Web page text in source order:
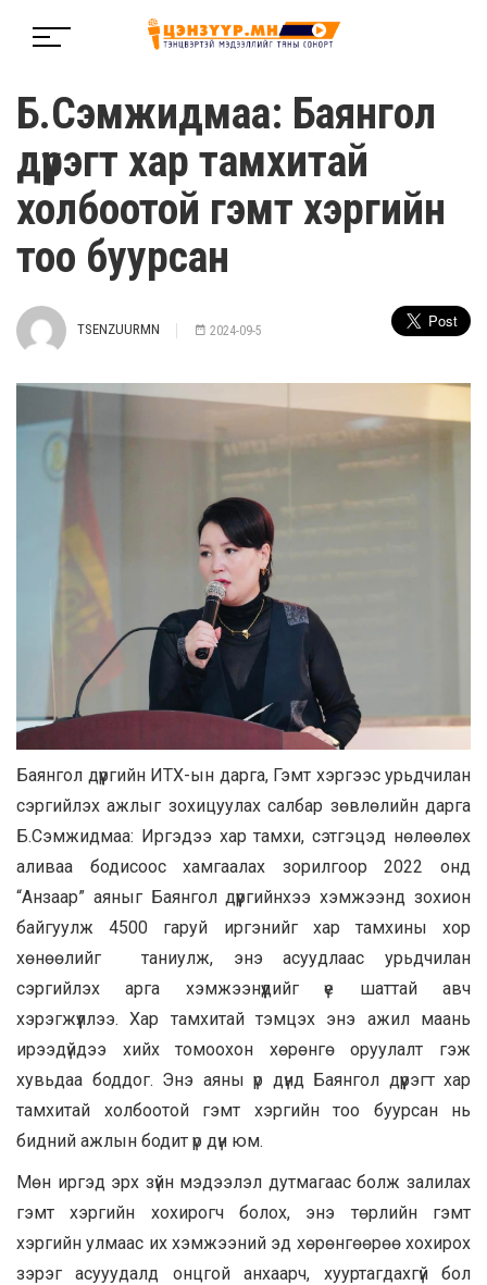
Б.Сэмжидмаа: Баянгол
дүүрэгт хар тамхитай
холбоотой гэмт хэргийн
тоо буурсан
TSENZUURMN 2024-09-5
Баянгол дүүргийн ИТХ-ын дарга, Гэмт хэргээс урьдчилан
сэргийлэх ажлыг зохицуулах салбар зөвлөлийн дарга
Б.Сэмжидмаа: Иргэдээ хар тамхи, сэтгэцэд нөлөөлөх
аливаа бодисоос хамгаалах зорилгоор 2022 онд
“Анзаар” аяныг Баянгол дүүргийнхээ хэмжээнд зохион
байгуулж 4500 гаруй иргэнийг хар тамхины хор
хөнөөлийг таниулж, энэ асуудлаас урьдчилан
сэргийлэх арга хэмжээнүүдийг үе шаттай авч
хэрэгжүүллээ. Хар тамхитай тэмцэх энэ ажил маань
ирээдүйдээ хийх томоохон хөрөнгө оруулалт гэж
хувьдаа боддог. Энэ аяны үр дүнд Баянгол дүүрэгт хар
тамхитай холбоотой гэмт хэргийн тоо буурсан нь
бидний ажлын бодит үр дүн юм.
Мөн иргэд эрх зүйн мэдээлэл дутмагаас болж залилах
гэмт хэргийн хохирогч болох, энэ төрлийн гэмт
хэргийн улмаас их хэмжээний эд хөрөнгөөрөө хохирох
зэрэг асууудалд онцгой анхаарч, хууртагдахгүй бол